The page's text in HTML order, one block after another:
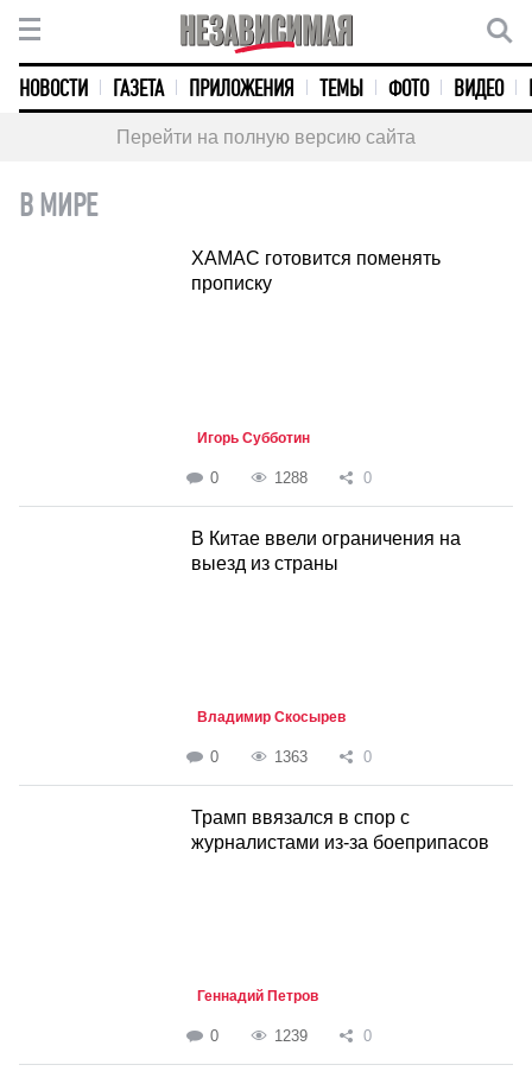
НОВОСТИ ГАЗЕТА ПРИЛОЖЕНИЯ ТЕМЫ ФОТО ВИДЕО
Перейти на полную версию сайта
В МИРЕ
ХАМАС готовится поменять
прописку
Игорь Субботин
0 1288 0
В Китае ввели ограничения на
выезд из страны
Владимир Скосырев
0 1363 0
Трамп ввязался в спор с
журналистами из-за боеприпасов
Геннадий Петров
0 1239 0